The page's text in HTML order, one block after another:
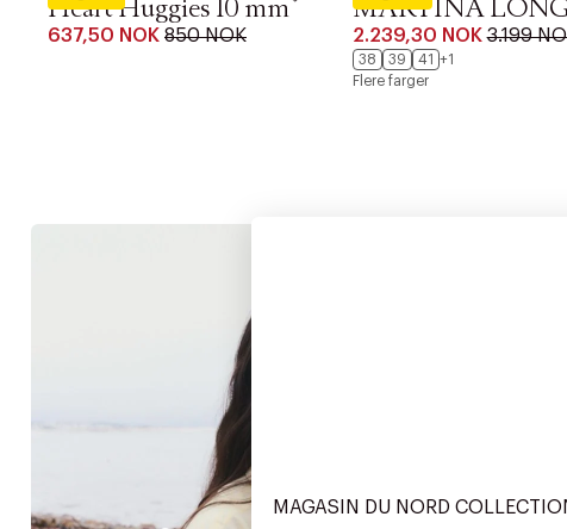
Heart Huggies 10 mm
637,50 NOK 850 NOK
MARTINA LONG
2.239,30 NOK 3.199
38 39 41 +1
Flere farger
MAGASIN DU NORD